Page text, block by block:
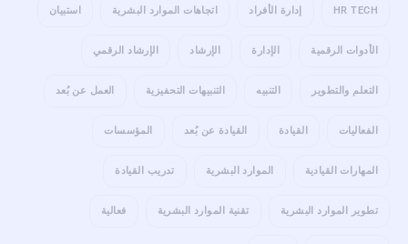
HR TECH إدارة الأفراد اتجاهات الموارد البشرية استبيان
الأدوات الرقمية الإدارة الإرشاد الإرشاد الرقمي
التعلم والتطوير التنبيه التنبيهات التحفيزية العمل عن بُعد
الفعاليات القيادة القيادة عن بُعد المؤسسات
المهارات القيادية الموارد البشرية تدريب القيادة
تطوير الموارد البشرية تقنية الموارد البشرية فعالية